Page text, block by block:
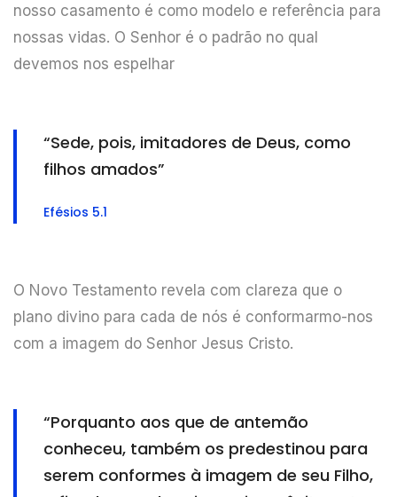
nosso casamento é como modelo e referência para
nossas vidas. O Senhor é o padrão no qual
devemos nos espelhar
“Sede, pois, imitadores de Deus, como
filhos amados”
Efésios 5.1
O Novo Testamento revela com clareza que o
plano divino para cada de nós é conformarmo-nos
com a imagem do Senhor Jesus Cristo.
“Porquanto aos que de antemão
conheceu, também os predestinou para
serem conformes à imagem de seu Filho,